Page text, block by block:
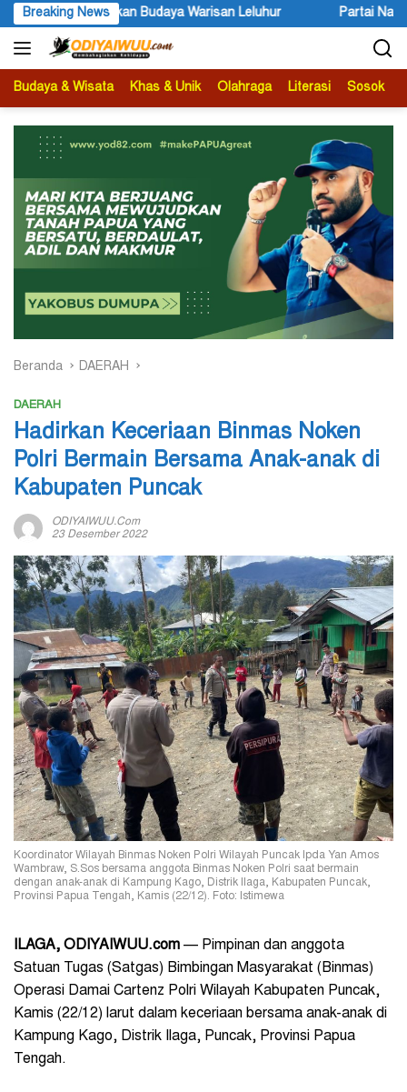
Langsung
ke
konten
Breaking News
Partai NasDem Serius Dorong Pemekaran Calon DOB Grime
Budaya & Wisata Khas & Unik Olahraga Literasi Sosok
Beranda DAERAH
DAERAH
Hadirkan Keceriaan Binmas Noken
Polri Bermain Bersama Anak-anak di
Kabupaten Puncak
ODIYAIWUU.com
23 Desember 2022
Koordinator Wilayah Binmas Noken Polri Wilayah Puncak Ipda Yan Amos
Wambraw, S.Sos bersama anggota Binmas Noken Polri saat bermain
dengan anak-anak di Kampung Kago, Distrik Ilaga, Kabupaten Puncak,
Provinsi Papua Tengah, Kamis (22/12). Foto: Istimewa
ILAGA, ODIYAIWUU.com — Pimpinan dan anggota
Satuan Tugas (Satgas) Bimbingan Masyarakat (Binmas)
Operasi Damai Cartenz Polri Wilayah Kabupaten Puncak,
Kamis (22/12) larut dalam keceriaan bersama anak-anak di
Kampung Kago, Distrik Ilaga, Puncak, Provinsi Papua
Tengah.